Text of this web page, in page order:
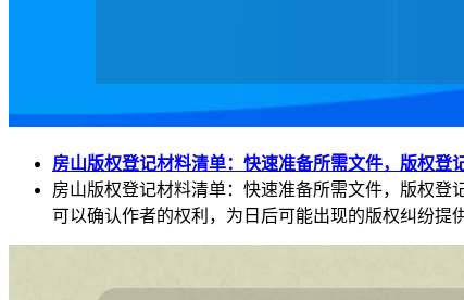
房山版权登记材料清单：快速准备所需文件，版权登
房山版权登记材料清单：快速准备所需文件，版权
可以确认作者的权利，为日后可能出现的版权纠纷提